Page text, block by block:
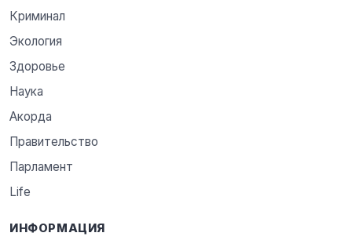
Криминал
Экология
Здоровье
Наука
Акорда
Правительство
Парламент
Life
ИНФОРМАЦИЯ